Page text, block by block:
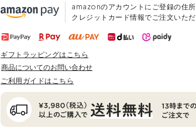
amazonのアカウントにご登録の住所
クレジットカード情報でご注文いただ
ギフトラッピングはこちら
商品についてのお問い合わせ
ご利用ガイドはこちら